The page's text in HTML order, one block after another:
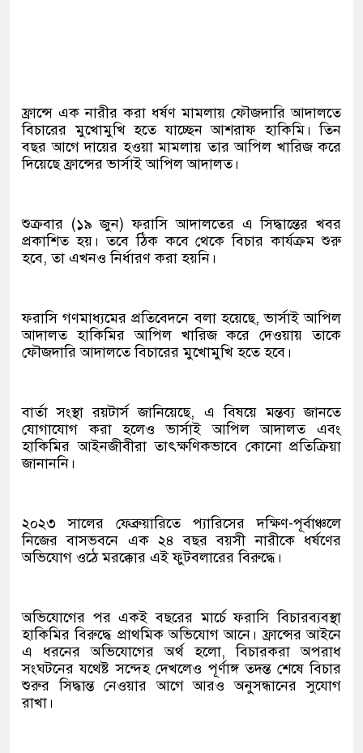
ফ্রান্সে এক নারীর করা ধর্ষণ মামলায় ফৌজদারি আদালতে
বিচারের মুখোমুখি হতে যাচ্ছেন আশরাফ হাকিমি। তিন
বছর আগে দায়ের হওয়া মামলায় তার আপিল খারিজ করে
দিয়েছে ফ্রান্সের ভার্সাই আপিল আদালত।
শুক্রবার (১৯ জুন) ফরাসি আদালতের এ সিদ্ধান্তের খবর
প্রকাশিত হয়। তবে ঠিক কবে থেকে বিচার কার্যক্রম শুরু
হবে, তা এখনও নির্ধারণ করা হয়নি।
ফরাসি গণমাধ্যমের প্রতিবেদনে বলা হয়েছে, ভার্সাই আপিল
আদালত হাকিমির আপিল খারিজ করে দেওয়ায় তাকে
ফৌজদারি আদালতে বিচারের মুখোমুখি হতে হবে।
বার্তা সংস্থা রয়টার্স জানিয়েছে, এ বিষয়ে মন্তব্য জানতে
যোগাযোগ করা হলেও ভার্সাই আপিল আদালত এবং
হাকিমির আইনজীবীরা তাৎক্ষণিকভাবে কোনো প্রতিক্রিয়া
জানাননি।
২০২৩ সালের ফেব্রুয়ারিতে প্যারিসের দক্ষিণ-পূর্বাঞ্চলে
নিজের বাসভবনে এক ২৪ বছর বয়সী নারীকে ধর্ষণের
অভিযোগ ওঠে মরক্কোর এই ফুটবলারের বিরুদ্ধে।
অভিযোগের পর একই বছরের মার্চে ফরাসি বিচারব্যবস্থা
হাকিমির বিরুদ্ধে প্রাথমিক অভিযোগ আনে। ফ্রান্সের আইনে
এ ধরনের অভিযোগের অর্থ হলো, বিচারকরা অপরাধ
সংঘটনের যথেষ্ট সন্দেহ দেখলেও পূর্ণাঙ্গ তদন্ত শেষে বিচার
শুরুর সিদ্ধান্ত নেওয়ার আগে আরও অনুসন্ধানের সুযোগ
রাখা।